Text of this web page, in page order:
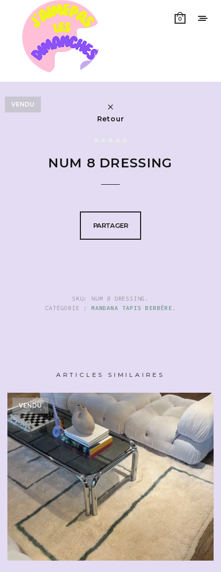
0
VENDU
Retour
NUM 8 DRESSING
PARTAGER
SKU: NUM 8 DRESSING .
CATÉGORIE : MANDANA TAPIS BERBÈRE .
ARTICLES SIMILAIRES
VENDU